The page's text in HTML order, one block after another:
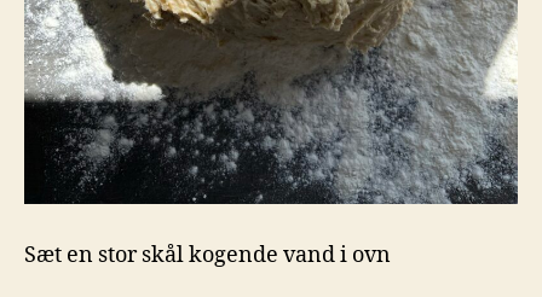
Sæt en stor skål kogende vand i ovn